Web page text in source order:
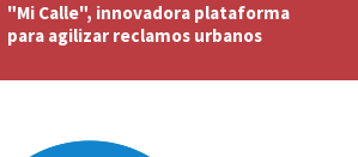
"Mi Calle", innovadora plataforma
para agilizar reclamos urbanos